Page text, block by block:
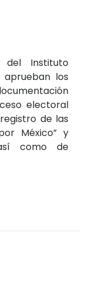
del Instituto
los
electoral
de las
México” y
así como de